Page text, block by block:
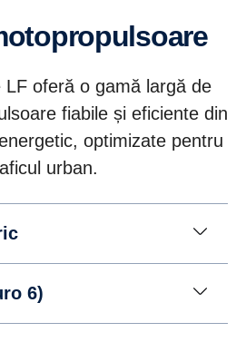
LF oferă o gamă largă de
fiabile și eficiente din
optimizate pentru
urban.
6)